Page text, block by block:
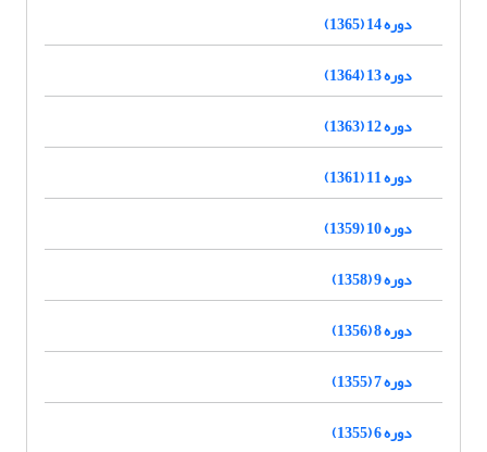
دوره 14 (1365)
دوره 13 (1364)
دوره 12 (1363)
دوره 11 (1361)
دوره 10 (1359)
دوره 9 (1358)
دوره 8 (1356)
دوره 7 (1355)
دوره 6 (1355)